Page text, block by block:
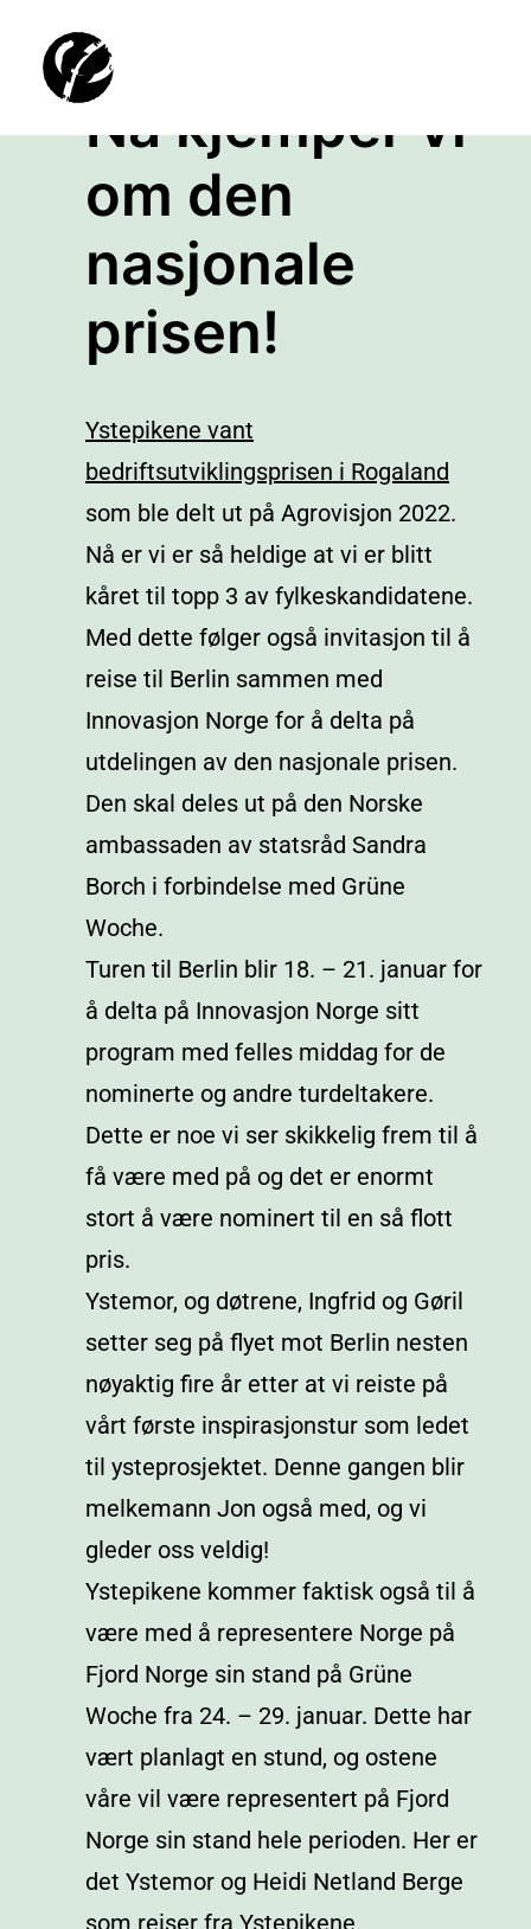
Nå kjemper vi
om den
nasjonale
prisen!
Ystepikene vant
bedriftsutviklingsprisen i Rogaland
som ble delt ut på Agrovisjon 2022.
Nå er vi er så heldige at vi er blitt
kåret til topp 3 av fylkeskandidatene.
Med dette følger også invitasjon til å
reise til Berlin sammen med
Innovasjon Norge for å delta på
utdelingen av den nasjonale prisen.
Den skal deles ut på den Norske
ambassaden av statsråd Sandra
Borch i forbindelse med Grüne
Woche.
Turen til Berlin blir 18. – 21. januar for
å delta på Innovasjon Norge sitt
program med felles middag for de
nominerte og andre turdeltakere.
Dette er noe vi ser skikkelig frem til å
få være med på og det er enormt
stort å være nominert til en så flott
pris.
Ystemor, og døtrene, Ingfrid og Gøril
setter seg på flyet mot Berlin nesten
nøyaktig fire år etter at vi reiste på
vårt første inspirasjonstur som ledet
til ysteprosjektet. Denne gangen blir
melkemann Jon også med, og vi
gleder oss veldig!
Ystepikene kommer faktisk også til å
være med å representere Norge på
Fjord Norge sin stand på Grüne
Woche fra 24. – 29. januar. Dette har
vært planlagt en stund, og ostene
våre vil være representert på Fjord
Norge sin stand hele perioden. Her er
det Ystemor og Heidi Netland Berge
som reiser fra Ystepikene.